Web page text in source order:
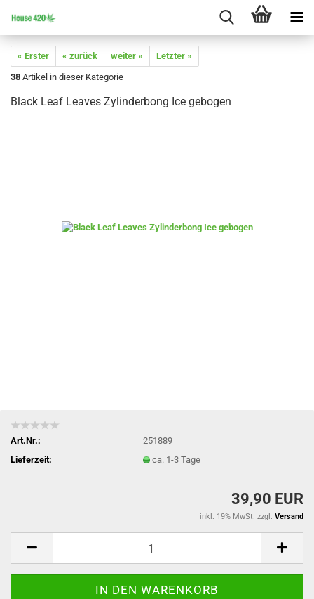
« Erster « zurück weiter »
Letzter »
38 Artikel in dieser Kategorie
Black Leaf Leaves Zylinderbong Ice gebogen
Art.Nr.:
251889
Lieferzeit:
ca. 1-3 Tage
39,90 EUR
inkl. 19% MwSt. zzgl. Versand